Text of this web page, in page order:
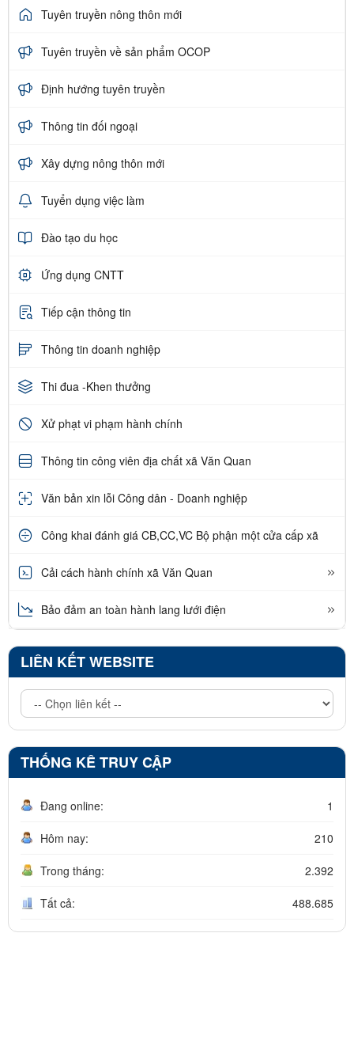
Tuyên truyền nông thôn mới
Tuyên truyền về sản phẩm OCOP
Định hướng tuyên truyền
Thông tin đối ngoại
Xây dựng nông thôn mới
Tuyển dụng việc làm
Đào tạo du học
Ứng dụng CNTT
Tiếp cận thông tin
Thông tin doanh nghiệp
Thi đua -Khen thưởng
Xử phạt vi phạm hành chính
Thông tin công viên địa chất xã Văn Quan
Văn bản xin lỗi Công dân - Doanh nghiệp
Công khai đánh giá CB,CC,VC Bộ phận một cửa cấp xã
Cải cách hành chính xã Văn Quan
Bảo đảm an toàn hành lang lưới điện
LIÊN KẾT WEBSITE
THỐNG KÊ TRUY CẬP
Đang online: 1
Hôm nay: 210
Trong tháng: 2.392
Tất cả: 488.685